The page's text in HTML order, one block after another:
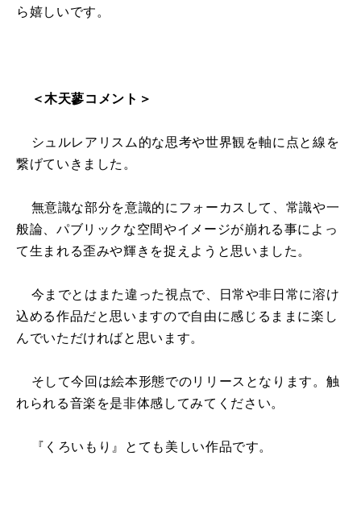
ら嬉しいです。
＜木天蓼コメント＞
シュルレアリスム的な思考や世界観を軸に点と線を
繋げていきました。
無意識な部分を意識的にフォーカスして、常識や一
般論、パブリックな空間やイメージが崩れる事によっ
て生まれる歪みや輝きを捉えようと思いました。
今までとはまた違った視点で、日常や非日常に溶け
込める作品だと思いますので自由に感じるままに楽し
んでいただければと思います。
そして今回は絵本形態でのリリースとなります。触
れられる音楽を是非体感してみてください。
『くろいもり』とても美しい作品です。